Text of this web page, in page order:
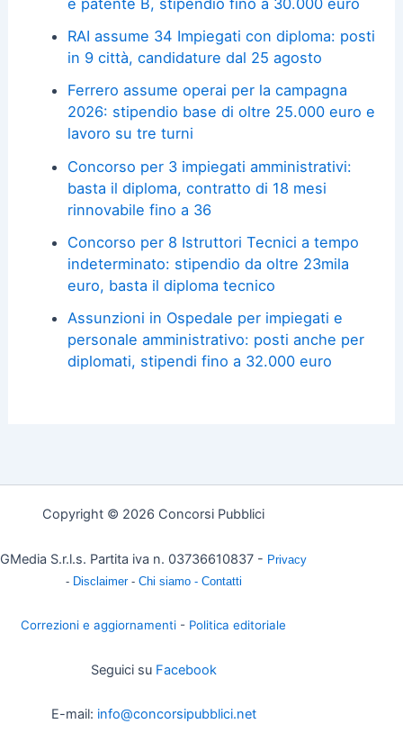
RAI assume 34 Impiegati con diploma: posti
in 9 città, candidature dal 25 agosto
Ferrero assume operai per la campagna
2026: stipendio base di oltre 25.000 euro e
lavoro su tre turni
Concorso per 3 impiegati amministrativi:
basta il diploma, contratto di 18 mesi
rinnovabile fino a 36
Concorso per 8 Istruttori Tecnici a tempo
indeterminato: stipendio da oltre 23mila
euro, basta il diploma tecnico
Assunzioni in Ospedale per impiegati e
personale amministrativo: posti anche per
diplomati, stipendi fino a 32.000 euro
Copyright © 2026 Concorsi Pubblici
GMedia S.r.l.s. Partita iva n. 03736610837 - Privacy
- Disclaimer - Chi siamo - Contatti
Correzioni e aggiornamenti - Politica editoriale
Seguici su Facebook
E-mail: info@concorsipubblici.net